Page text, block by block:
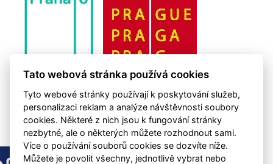
Tato webová stránka používá cookies
Tyto webové stránky používají k poskytování služeb,
personalizaci reklam a analýze návštěvnosti soubory
cookies. Některé z nich jsou k fungování stránky
nezbytné, ale o některých můžete rozhodnout sami.
Více o používání souborů cookies se dozvíte níže.
Můžete je povolit všechny, jednotlivě vybrat nebo